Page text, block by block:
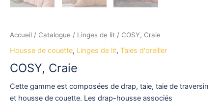
Accueil / Catalogue / Linges de lit / COSY, Craie
Housse de couette, Linges de lit, Taies d'oreiller
COSY, Craie
Cette gamme est composées de drap, taie, taie de traversin
et housse de couette. Les drap-housse associés